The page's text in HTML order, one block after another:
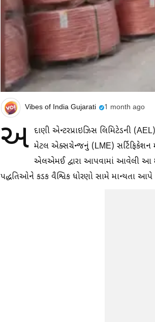
Vibes of India Gujarati 1 month ago
અ દાણી એન્ટરપ્રાઇઝિસ લિમિટેડની
મેટલ એક્સચેન્જનું (LME) સર્ટિફિકેશન
એલએમઈ દ્વારા આપવામાં આવેલી આ
પદ્ધતિઓને કડક વૈશ્વિક ધોરણો સામે માન્યતા